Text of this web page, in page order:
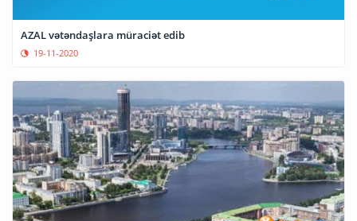
AZAL vətəndaşlara müraciət edib
19-11-2020